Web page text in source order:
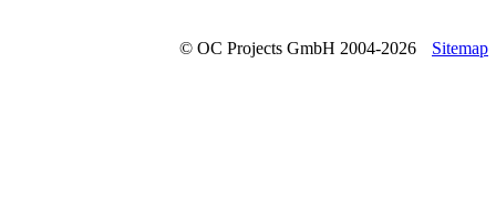
© OC Projects GmbH 2004-2026 Sitemap